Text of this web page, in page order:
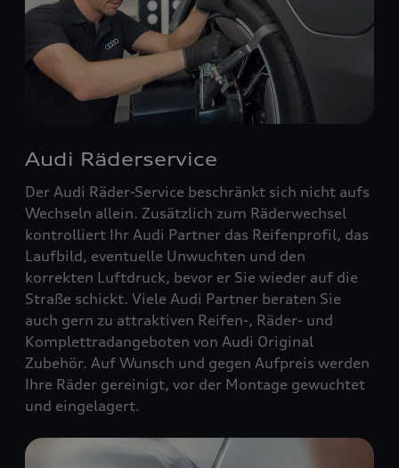
Audi Räderservice
Der Audi Räder-Service beschränkt sich nicht aufs
Wechseln allein. Zusätzlich zum Räderwechsel
kontrolliert Ihr Audi Partner das Reifenprofil, das
Laufbild, eventuelle Unwuchten und den
korrekten Luftdruck, bevor er Sie wieder auf die
Straße schickt. Viele Audi Partner beraten Sie
auch gern zu attraktiven Reifen-, Räder- und
Komplettradangeboten von Audi Original
Zubehör. Auf Wunsch und gegen Aufpreis werden
Ihre Räder gereinigt, vor der Montage gewuchtet
und eingelagert.